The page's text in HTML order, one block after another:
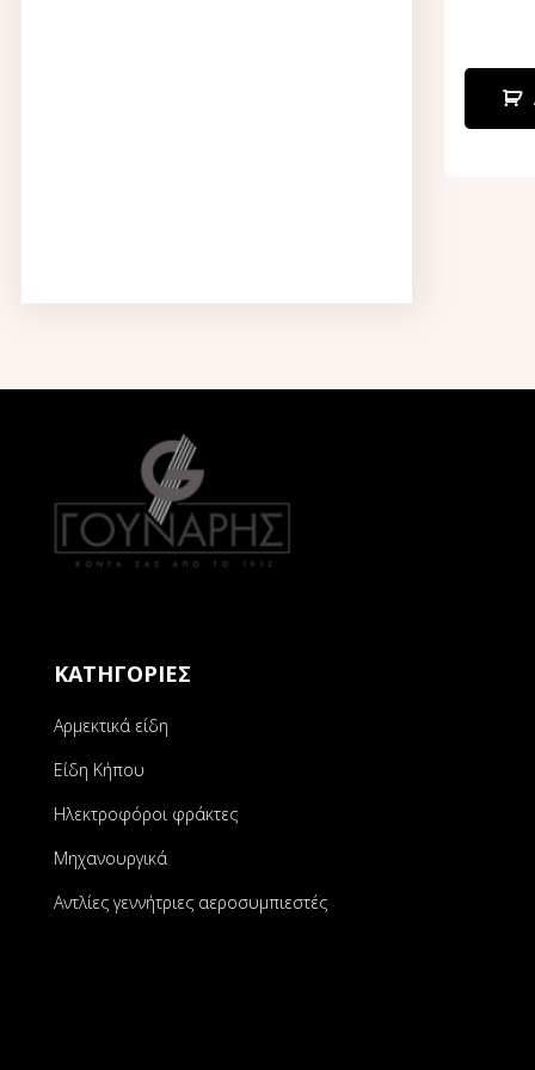
ΚΑΤΗΓΟΡΙΕΣ
Αρμεκτικά είδη
Είδη Κήπου
Ηλεκτροφόροι φράκτες
Μηχανουργικά
Αντλίες γεννήτριες αεροσυμπιεστές